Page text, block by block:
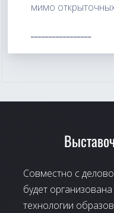
мимо
Совместно с
будет
технологии